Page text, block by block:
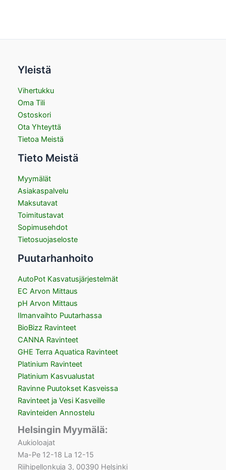
Yleistä
Vihertukku
Oma Tili
Ostoskori
Ota Yhteyttä
Tietoa Meistä
Tieto Meistä
Myymälät
Asiakaspalvelu
Maksutavat
Toimitustavat
Sopimusehdot
Tietosuojaseloste
Puutarhanhoito
AutoPot Kasvatusjärjestelmät
EC Arvon Mittaus
pH Arvon Mittaus
Ilmanvaihto Puutarhassa
BioBizz Ravinteet
CANNA Ravinteet
GHE Terra Aquatica Ravinteet
Platinium Ravinteet
Platinium Kasvualustat
Ravinne Puutokset Kasveissa
Ravinteet ja Vesi Kasveille
Ravinteiden Annostelu
Helsingin Myymälä:
Aukioloajat
Ma-Pe 12-18 La 12-15
Riihipellonkuja 3, 00390 Helsinki